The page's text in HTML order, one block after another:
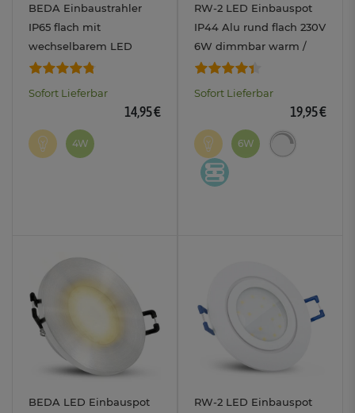
BEDA Einbaustrahler
IP65 flach mit
wechselbarem LED
Modul 230V LumiFLEX
Sofort Lieferbar
14,95 €
4W
RW-2 LED Einbauspot
IP44 Alu rund flach 230V
6W dimmbar warm /
neutral / tageslicht
Sofort Lieferbar
19,95 €
6W
BEDA LED Einbauspot
RW-2 LED Einbauspot